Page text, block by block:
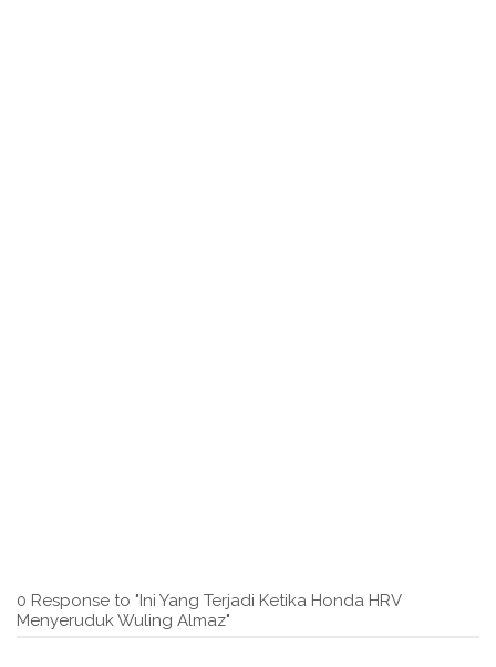
0 Response to "Ini Yang Terjadi Ketika Honda HRV
Menyeruduk Wuling Almaz"